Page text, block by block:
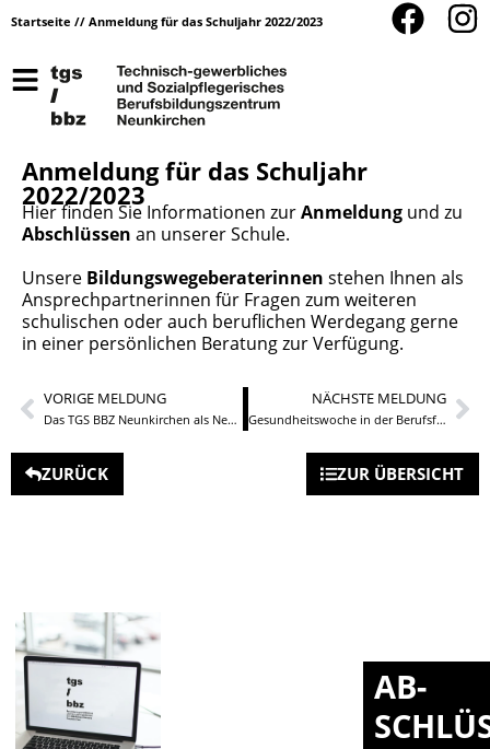
Startseite // Anmeldung für das Schuljahr 2022/2023
Anmeldung für das Schuljahr
2022/2023
Hier finden Sie Informationen zurAnmeldung und zu
Abschlüssen an unserer Schule.
Unsere Bildungswegeberaterinnen stehen Ihnen als
Ansprechpartnerinnen für Fragen zum weiteren
schulischen oder auch beruflichen Werdegang gerne
in einer persönlichen Beratung zur Verfügung.
VORIGE MELDUNG
Das TGS BBZ Neunkirchen als Newcomer beim Schulradeln 2022
NÄCHSTE MELDUNG
Gesundheitswoche in der Berufsfachschule für Kinderpflege
ZURÜCK ZUR ÜBERSICHT
AB-